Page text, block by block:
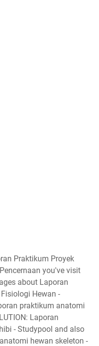
Praktikum Proyek
you've visit
about Laporan
Hewan -
praktikum anatomi
Laporan
- Studypool and also
hewan skeleton -